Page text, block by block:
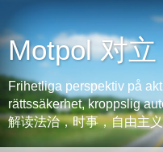
Motpol 对立
Frihetliga perspektiv på
rättssäkerhet, kroppslig
解读法治，时事，自由主